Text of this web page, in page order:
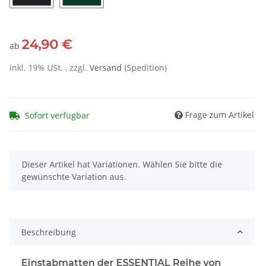
ab 24,90 €
inkl. 19% USt. , zzgl. Versand (Spedition)
Sofort verfügbar Frage zum Artikel
x
Dieser Artikel hat Variationen. Wählen Sie bitte die
gewünschte Variation aus.
Beschreibung
Einstabmatten der ESSENTIAL Reihe von